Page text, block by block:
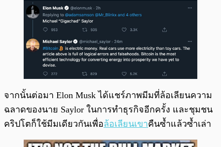
จากนั้นต่อมา Elon Musk ได้แชร์ภาพมีมที่ล้อเลียนความ
ฉลาดของนาย Saylor ในการทำธุรกิจอีกครั้ง และชุมชน
คริปโตก็ใช้มีมเดียวกันเพื่อล้อเลียนเขาคืนซ้ำแล้วซ้ำเล่า